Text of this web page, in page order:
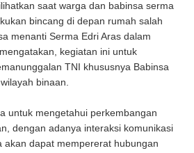
saat warga dan babinsa serma
bincang di depan rumah salah
menanti Serma Edri Aras dalam
kegiatan ini untuk
TNI khususnya Babinsa
binaan.
untuk mengetahui perkembangan
dengan adanya interaksi komunikasi
akan dapat mempererat hubungan